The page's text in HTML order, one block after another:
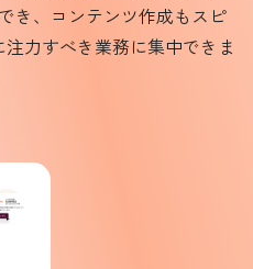
き、コンテンツ作成もスピ
力すべき業務に集中できま